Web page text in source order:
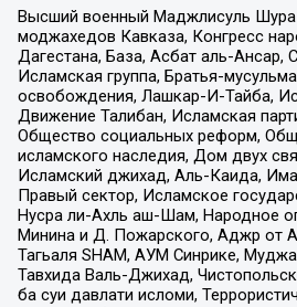
Высший военный Маджлисуль
моджахедов Кавказа, Конгресс
Дагестана, База, Асбат аль-Ансар,
Исламская группа, Братья-
освобождения, Лашкар-И-Тайба,
Движение Талибан, Исламская
Общество социальных реформ,
исламского наследия, Дом двух
Исламский джихад, Аль-Каида,
Правый сектор, Исламское
Нусра ли-Ахль аш-Шам, Народное
Минина и Д. Пожарского, Аджр от
Тагьаля SHAM, АУМ Синрике,
Тавхида Валь-Джихад,
ба суи давлати исломи,